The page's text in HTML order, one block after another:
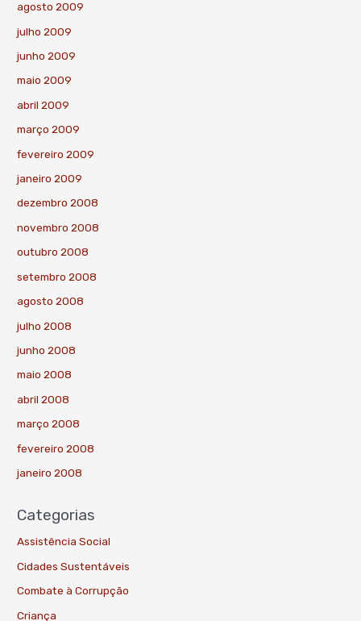
agosto 2009
julho 2009
junho 2009
maio 2009
abril 2009
março 2009
fevereiro 2009
janeiro 2009
dezembro 2008
novembro 2008
outubro 2008
setembro 2008
agosto 2008
julho 2008
junho 2008
maio 2008
abril 2008
março 2008
fevereiro 2008
janeiro 2008
Categorias
Assistência Social
Cidades Sustentáveis
Combate à Corrupção
Criança